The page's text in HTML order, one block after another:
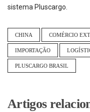
sistema Pluscargo.
CHINA COMÉRCIO
IMPORTAÇÃO
PLUSCARGO BRASIL
Artigos